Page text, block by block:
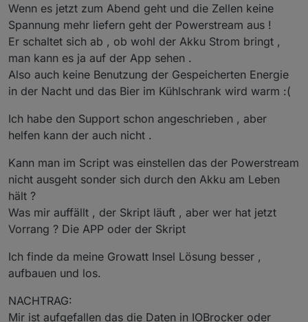
Wenn es jetzt zum Abend geht und die Zellen keine
Spannung mehr liefern geht der Powerstream aus !
Er schaltet sich ab , ob wohl der Akku Strom bringt ,
man kann es ja auf der App sehen .
Also auch keine Benutzung der Gespeicherten Energie
in der Nacht und das Bier im Kühlschrank wird warm :(
Ich habe den Support schon angeschrieben , aber
helfen kann der auch nicht .
Kann man im Script was einstellen das der Powerstream
nicht ausgeht sonder sich durch den Akku am Leben
hält ?
Was mir auffällt , der Skript läuft , aber wer hat jetzt
Vorrang ? Die APP oder der Skript
Ich finde da meine Growatt Insel Lösung besser ,
aufbauen und los.
NACHTRAG:
Mir ist aufgefallen das die Daten in IOBrocker oder